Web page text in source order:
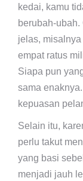
kedai, kamu
berubah-
jelas,
empat ratus
Siapa pun
sama
kepuasan
Selain itu,
perlu takut
yang basi
menjadi jauh